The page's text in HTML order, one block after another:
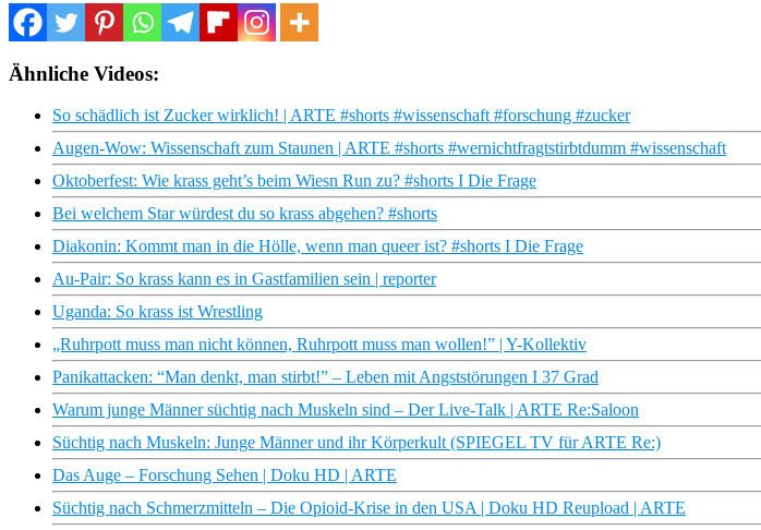
Ähnliche Videos:
So schädlich ist Zucker wirklich! | ARTE #shorts #wissenschaft #forschung #zucker
Augen-Wow: Wissenschaft zum Staunen | ARTE #shorts #wernichtfragtstirbtdumm #wissenschaft
Oktoberfest: Wie krass geht’s beim Wiesn Run zu? #shorts I Die Frage
Bei welchem Star würdest du so krass abgehen? #shorts
Diakonin: Kommt man in die Hölle, wenn man queer ist? #shorts I Die Frage
Au-Pair: So krass kann es in Gastfamilien sein | reporter
Uganda: So krass ist Wrestling
„Ruhrpott muss man nicht können, Ruhrpott muss man wollen!” | Y-Kollektiv
Panikattacken: “Man denkt, man stirbt!” – Leben mit Angststörungen I 37 Grad
Warum junge Männer süchtig nach Muskeln sind – Der Live-Talk | ARTE Re:Saloon
Süchtig nach Muskeln: Junge Männer und ihr Körperkult (SPIEGEL TV für ARTE Re:)
Das Auge – Forschung Sehen | Doku HD | ARTE
Süchtig nach Schmerzmitteln – Die Opioid-Krise in den USA | Doku HD Reupload | ARTE